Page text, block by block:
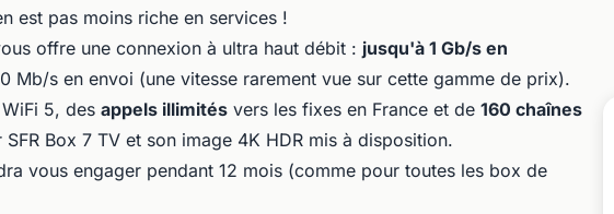
est pas moins riche en services !
offre une connexion à ultra haut débit : jusqu'à 1 Gb/s en
Mb/s en envoi (une vitesse rarement vue sur cette gamme de prix).
5, des appels illimités vers les fixes en France et de 160 chaînes
Box 7 TV et son image 4K HDR mis à disposition.
vous engager pendant 12 mois (comme pour toutes les box de